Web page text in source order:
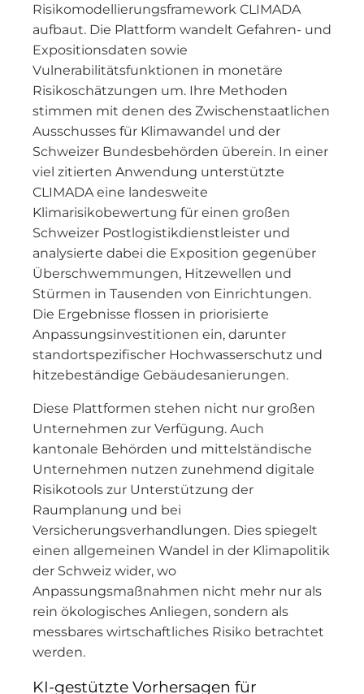
Risikomodellierungsframework CLIMADA
aufbaut. Die Plattform wandelt Gefahren- und
Expositionsdaten sowie
Vulnerabilitätsfunktionen in monetäre
Risikoschätzungen um. Ihre Methoden
stimmen mit denen des Zwischenstaatlichen
Ausschusses für Klimawandel und der
Schweizer Bundesbehörden überein. In einer
viel zitierten Anwendung unterstützte
CLIMADA eine landesweite
Klimarisikobewertung für einen großen
Schweizer Postlogistikdienstleister und
analysierte dabei die Exposition gegenüber
Überschwemmungen, Hitzewellen und
Stürmen in Tausenden von Einrichtungen.
Die Ergebnisse flossen in priorisierte
Anpassungsinvestitionen ein, darunter
standortspezifischer Hochwasserschutz und
hitzebeständige Gebäudesanierungen.
Diese Plattformen stehen nicht nur großen
Unternehmen zur Verfügung. Auch
kantonale Behörden und mittelständische
Unternehmen nutzen zunehmend digitale
Risikotools zur Unterstützung der
Raumplanung und bei
Versicherungsverhandlungen. Dies spiegelt
einen allgemeinen Wandel in der Klimapolitik
der Schweiz wider, wo
Anpassungsmaßnahmen nicht mehr nur als
rein ökologisches Anliegen, sondern als
messbares wirtschaftliches Risiko betrachtet
werden.
KI-gestützte Vorhersagen für